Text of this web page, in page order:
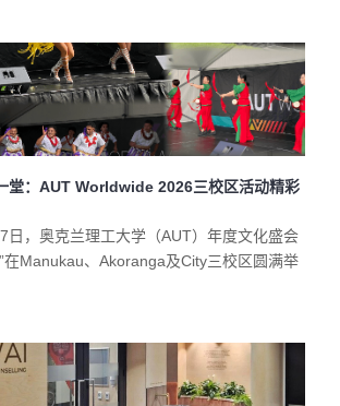
堂：AUT Worldwide 2026三校区活动精彩
日，奥克兰理工大学（AUT）年度文化盛会
在Manukau、Akoranga及City三校区圆满举